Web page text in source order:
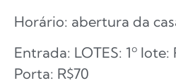
Horário: abertura da
Entrada: LOTES: 1º lote:
Porta: R$70